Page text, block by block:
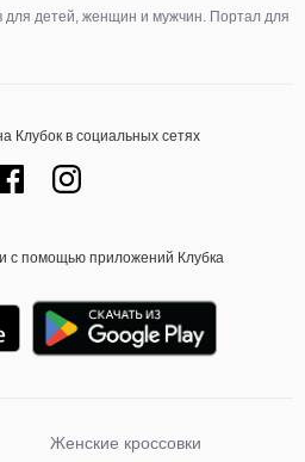
детей, женщин и мужчин. Портал для
Клубок в социальных сетях
с помощью приложений Клубка
Женские кроссовки